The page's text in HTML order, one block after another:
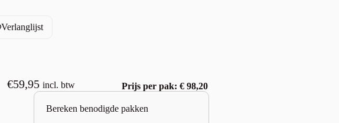
Verlanglijst
€59,95 incl. btw Prijs per pak: € 98,20
Bereken benodigde pakken